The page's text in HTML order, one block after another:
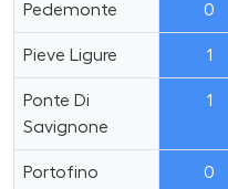
Pedemonte 0
Pieve Ligure 1
Ponte Di
Savignone
1
Portofino 0